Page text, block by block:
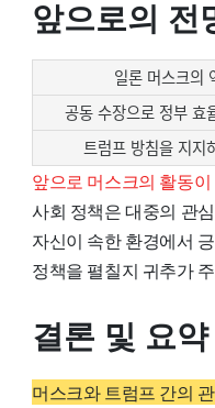
앞으로의 전
일론 머스크의
공동 수장으로 정부 효
트럼프 방침을 지지
앞으로 머스크의 활동
사회 정책은 대중의 관
자신이 속한 환경에서
정책을 펼칠지 귀추가
결론 및 요약
머스크와 트럼프 간의